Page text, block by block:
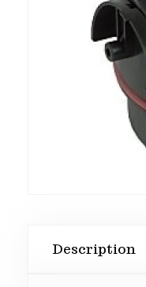
Description